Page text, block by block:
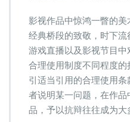
影视作品中惊鸿一瞥的美
经典桥段的致敬，时下流
游戏直播以及影视节目
合理使用制度不同程度
引适当引用的合理使用
者说明某一问题，在作
品，予以抗辩往往成为大